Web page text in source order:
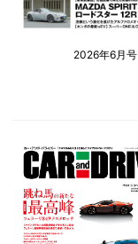
2026年6月号